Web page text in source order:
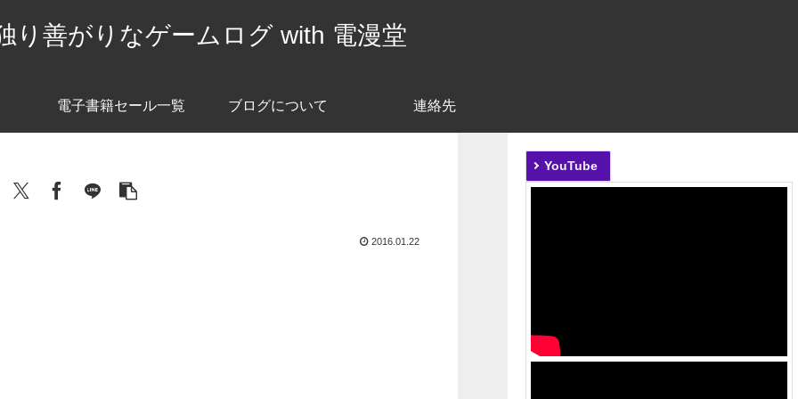
り善がりなゲームログ with 電漫堂
電子書籍セール一覧 ブログについて 連絡先
2016.01.22
YouTube